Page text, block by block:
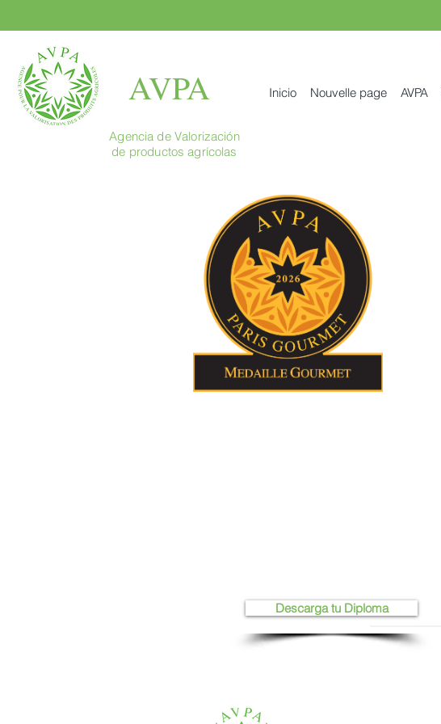
AVPA Inicio Nouvelle page AVPA
Agencia de Valorización
de productos agrícolas
Descarga tu Diploma